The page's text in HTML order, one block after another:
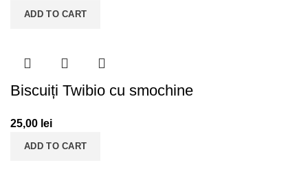
ADD TO CART
Biscuiți Twibio cu smochine
25,00 lei
ADD TO CART